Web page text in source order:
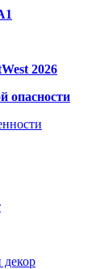
2026
опасности
декор